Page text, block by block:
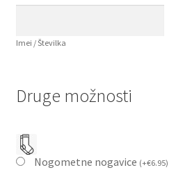
Imei / Številka
Druge možnosti
Nogometne nogavice (+€6.95)